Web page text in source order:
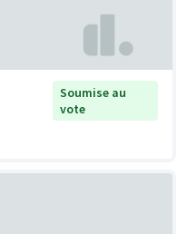
Soumise au
vote